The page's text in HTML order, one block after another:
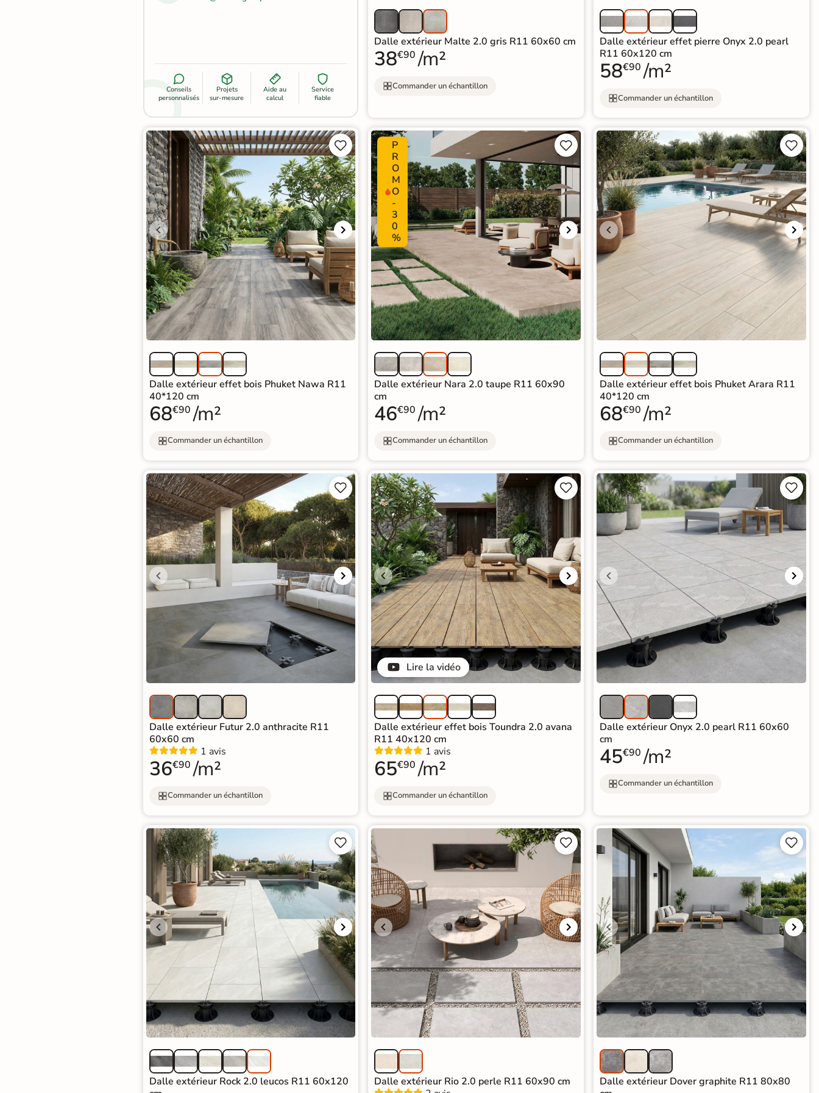
Conseils
personnalisés
Projets
sur-mesure
Aide au
calcul
Service
fiable
Dalle extérieur Malte 2.0 gris R11 60x60 cm
38€90 /m²
Commander un échantillon
Dalle extérieur effet pierre Onyx 2.0 pearl
R11 60x120 cm
58€90 /m²
Commander un échantillon


Dalle extérieur effet bois Phuket Nawa R11
40*120 cm
68€90 /m²
Commander un échantillon
P
R
O
M
O
-
3
0
%


Dalle extérieur Nara 2.0 taupe R11 60x90
cm
46€90 /m²
Commander un échantillon


Dalle extérieur effet bois Phuket Arara R11
40*120 cm
68€90 /m²
Commander un échantillon


Dalle extérieur Futur 2.0 anthracite R11
60x60 cm
1 avis
36€90 /m²
Commander un échantillon
Lire la vidéo


Dalle extérieur effet bois Toundra 2.0 avana
R11 40x120 cm
1 avis
65€90 /m²
Commander un échantillon


Dalle extérieur Onyx 2.0 pearl R11 60x60
cm
45€90 /m²
Commander un échantillon


Dalle extérieur Rock 2.0 leucos R11 60x120


Dalle extérieur Rio 2.0 perle R11 60x90 cm


Dalle extérieur Dover graphite R11 80x80